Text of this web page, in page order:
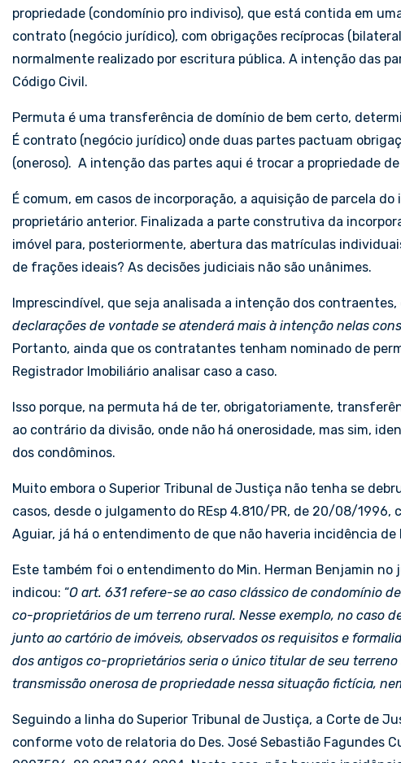
propriedade (condomínio pro indiviso), que está contida em
contrato (negócio jurídico), com obrigações recíprocas
normalmente realizado por escritura pública. A intenção das
Código Civil.
Permuta é uma transferência de domínio de bem certo,
É contrato (negócio jurídico) onde duas partes pactuam
(oneroso). A intenção das partes aqui é trocar a propriedade
É comum, em casos de incorporação, a aquisição de parcela
proprietário anterior. Finalizada a parte construtiva da
imóvel para, posteriormente, abertura das matrículas
de frações ideais? As decisões judiciais não são unânimes.
Imprescindível, que seja analisada a intenção dos
declarações de vontade se atenderá mais à intenção nelas
Portanto, ainda que os contratantes tenham nominado de
Registrador Imobiliário analisar caso a caso.
Isso porque, na permuta há de ter, obrigatoriamente,
ao contrário da divisão, onde não há onerosidade, mas sim,
dos condôminos.
Muito embora o Superior Tribunal de Justiça não tenha se
casos, desde o julgamento do REsp 4.810/PR, de 20/08/
Aguiar, já há o entendimento de que não haveria incidência de
Este também foi o entendimento do Min. Herman Benjamin
indicou: “O art. 631 refere-se ao caso clássico de condomínio
co-proprietários de um terreno rural. Nesse exemplo, no caso
junto ao cartório de imóveis, observados os requisitos e
dos antigos co-proprietários seria o único titular de seu
transmissão onerosa de propriedade nessa situação fictícia,
Seguindo a linha do Superior Tribunal de Justiça, a Corte de
conforme voto de relatoria do Des. José Sebastião Fagundes